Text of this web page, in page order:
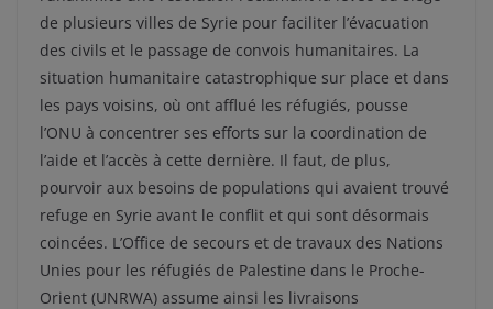
de plusieurs villes de Syrie pour faciliter l’évacuation
des civils et le passage de convois humanitaires. La
situation humanitaire catastrophique sur place et dans
les pays voisins, où ont afflué les réfugiés, pousse
l’ONU à concentrer ses efforts sur la coordination de
l’aide et l’accès à cette dernière. Il faut, de plus,
pourvoir aux besoins de populations qui avaient trouvé
refuge en Syrie avant le conflit et qui sont désormais
coincées. L’Office de secours et de travaux des Nations
Unies pour les réfugiés de Palestine dans le Proche-
Orient (UNRWA) assume ainsi les livraisons